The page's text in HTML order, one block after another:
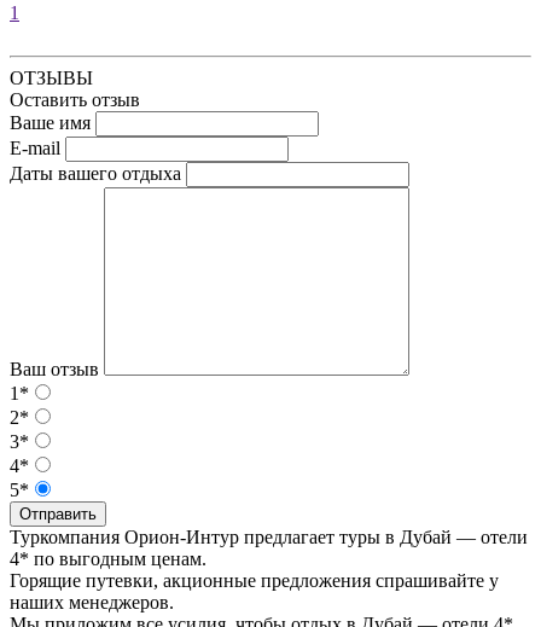
1
ОТЗЫВЫ
Оставить отзыв
Ваше имя
E-mail
Даты вашего отдыха
Ваш отзыв
1*
2*
3*
4*
5*
Отправить
Туркомпания Орион-Интур предлагает туры в Дубай — отели
4* по выгодным ценам.
Горящие путевки, акционные предложения спрашивайте у
наших менеджеров.